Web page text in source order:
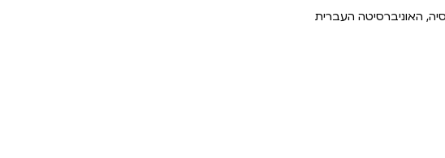
האוניברסיטה העברית